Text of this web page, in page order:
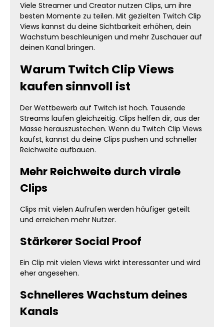
Viele Streamer und Creator nutzen Clips, um ihre
besten Momente zu teilen. Mit gezielten Twitch Clip
Views kannst du deine Sichtbarkeit erhöhen, dein
Wachstum beschleunigen und mehr Zuschauer auf
deinen Kanal bringen.
Warum Twitch Clip Views
kaufen sinnvoll ist
Der Wettbewerb auf Twitch ist hoch. Tausende
Streams laufen gleichzeitig. Clips helfen dir, aus der
Masse herauszustechen. Wenn du Twitch Clip Views
kaufst, kannst du deine Clips pushen und schneller
Reichweite aufbauen.
Mehr Reichweite durch virale
Clips
Clips mit vielen Aufrufen werden häufiger geteilt
und erreichen mehr Nutzer.
Stärkerer Social Proof
Ein Clip mit vielen Views wirkt interessanter und wird
eher angesehen.
Schnelleres Wachstum deines
Kanals